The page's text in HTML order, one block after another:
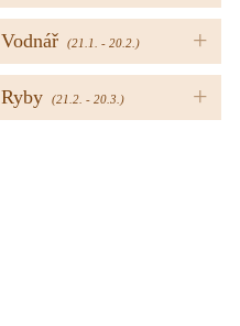
+
Vodnář (21.1. - 20.2.)
+
Ryby (21.2. - 20.3.)